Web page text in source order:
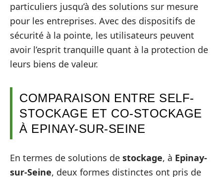
particuliers jusqu’à des solutions sur mesure
pour les entreprises. Avec des dispositifs de
sécurité à la pointe, les utilisateurs peuvent
avoir l’esprit tranquille quant à la protection de
leurs biens de valeur.
COMPARAISON ENTRE SELF-
STOCKAGE ET CO-STOCKAGE
À EPINAY-SUR-SEINE
En termes de solutions de stockage, à Epinay-
sur-Seine, deux formes distinctes ont pris de